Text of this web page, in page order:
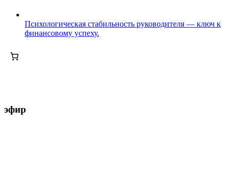
Психологическая стабильность руководителя — ключ к
финансовому успеху.
эфир